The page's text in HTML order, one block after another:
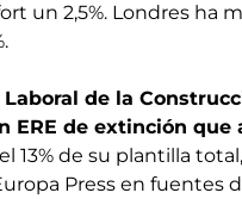
un 2,5%. Londres ha
de la
ERE de extinción que
13% de su plantilla
Press en fuentes